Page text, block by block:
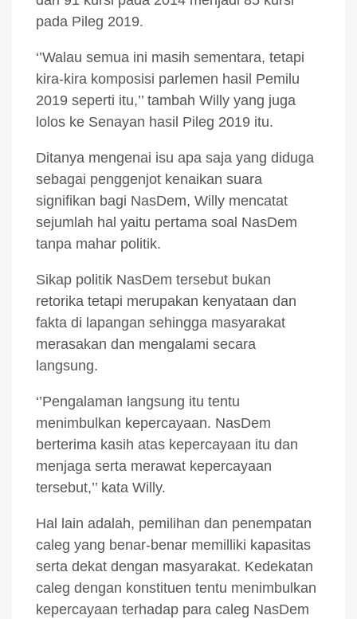
pada Pileg 2019.
‘’Walau semua ini masih sementara, tetapi
kira-kira komposisi parlemen hasil Pemilu
2019 seperti itu,’’ tambah Willy yang juga
lolos ke Senayan hasil Pileg 2019 itu.
Ditanya mengenai isu apa saja yang diduga
sebagai penggenjot kenaikan suara
signifikan bagi NasDem, Willy mencatat
sejumlah hal yaitu pertama soal NasDem
tanpa mahar politik.
Sikap politik NasDem tersebut bukan
retorika tetapi merupakan kenyataan dan
fakta di lapangan sehingga masyarakat
merasakan dan mengalami secara
langsung.
‘’Pengalaman langsung itu tentu
menimbulkan kepercayaan. NasDem
berterima kasih atas kepercayaan itu dan
menjaga serta merawat kepercayaan
tersebut,’’ kata Willy.
Hal lain adalah, pemilihan dan penempatan
caleg yang benar-benar memilliki kapasitas
serta dekat dengan masyarakat. Kedekatan
caleg dengan konstituen tentu menimbulkan
kepercayaan terhadap para caleg NasDem